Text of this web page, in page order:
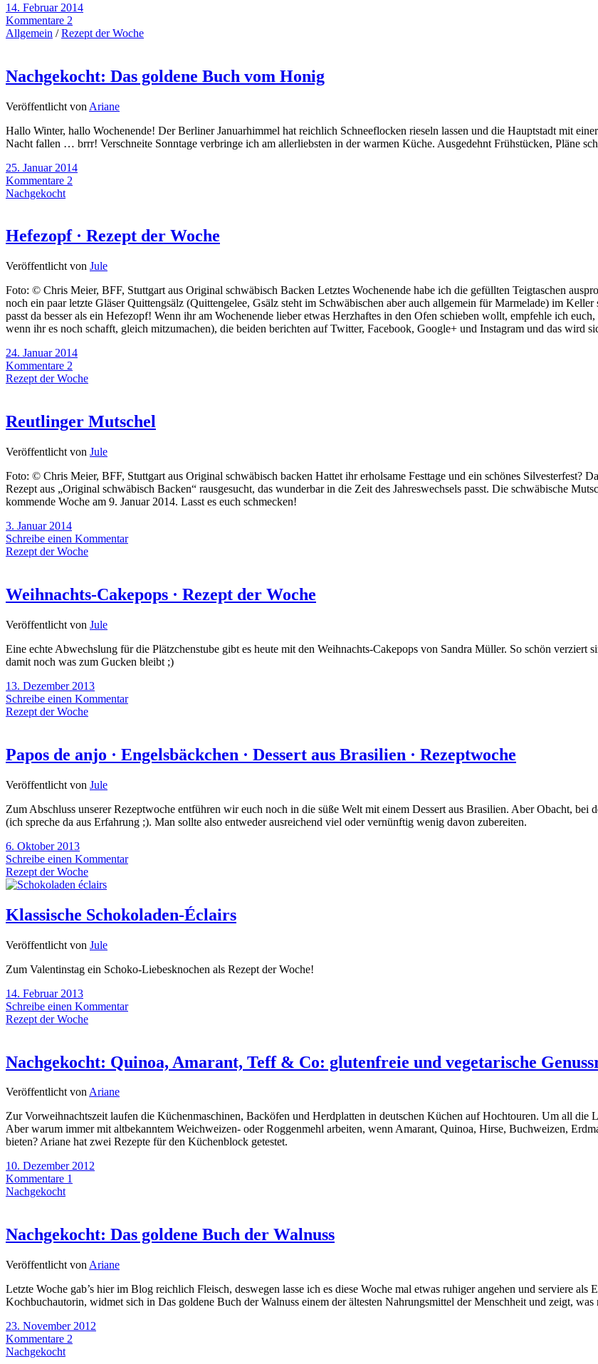
14. Februar 2014
Kommentare 2
Allgemein /Rezept der Woche
Nachgekocht: Das goldene Buch vom Honig
Veröffentlicht von Ariane
Hallo Winter, hallo Wochenende! Der Berliner Januarhimmel hat reichlich Schneeflocken rieseln lassen und die Hauptstadt mit
Nacht fallen … brrr! Verschneite Sonntage verbringe ich am allerliebsten in der warmen Küche. Ausgedehnt Frühstücken, Pläne
25. Januar 2014
Kommentare 2
Nachgekocht
Hefezopf · Rezept der Woche
Veröffentlicht von Jule
Foto: © Chris Meier, BFF, Stuttgart aus Original schwäbisch Backen Letztes Wochenende habe ich die gefüllten Teigtaschen
noch ein paar letzte Gläser Quittengsälz (Quittengelee, Gsälz steht im Schwäbischen aber auch allgemein für Marmelade) im
passt da besser als ein Hefezopf! Wenn ihr am Wochenende lieber etwas Herzhaftes in den Ofen schieben wollt, empfehle ich
wenn ihr es noch schafft, gleich mitzumachen), die beiden berichten auf Twitter, Facebook, Google+ und Instagram und das wird
24. Januar 2014
Kommentare 2
Rezept der Woche
Reutlinger Mutschel
Veröffentlicht von Jule
Foto: © Chris Meier, BFF, Stuttgart aus Original schwäbisch backen Hattet ihr erholsame Festtage und ein schönes Silvesterfest?
Rezept aus „Original schwäbisch Backen“ rausgesucht, das wunderbar in die Zeit des Jahreswechsels passt. Die schwäbische
kommende Woche am 9. Januar 2014. Lasst es euch schmecken!
3. Januar 2014
Schreibe einen Kommentar
Rezept der Woche
Weihnachts-Cakepops · Rezept der Woche
Veröffentlicht von Jule
Eine echte Abwechslung für die Plätzchenstube gibt es heute mit den Weihnachts-Cakepops von Sandra Müller. So schön verziert
damit noch was zum Gucken bleibt ;)
13. Dezember 2013
Schreibe einen Kommentar
Rezept der Woche
Papos de anjo · Engelsbäckchen · Dessert aus Brasilien · Rezeptwoche
Veröffentlicht von Jule
Zum Abschluss unserer Rezeptwoche entführen wir euch noch in die süße Welt mit einem Dessert aus Brasilien. Aber Obacht,
(ich spreche da aus Erfahrung ;). Man sollte also entweder ausreichend viel oder vernünftig wenig davon zubereiten.
6. Oktober 2013
Schreibe einen Kommentar
Rezept der Woche
Klassische Schokoladen-Éclairs
Veröffentlicht von Jule
Zum Valentinstag ein Schoko-Liebesknochen als Rezept der Woche!
14. Februar 2013
Schreibe einen Kommentar
Rezept der Woche
Nachgekocht: Quinoa, Amarant, Teff & Co: glutenfreie und vegetarische
Veröffentlicht vonAriane
Zur Vorweihnachtszeit laufen die Küchenmaschinen, Backöfen und Herdplatten in deutschen Küchen auf Hochtouren. Um all die
Aber warum immer mit altbekanntem Weichweizen- oder Roggenmehl arbeiten, wenn Amarant, Quinoa, Hirse, Buchweizen,
bieten? Ariane hat zwei Rezepte für den Küchenblock getestet.
10. Dezember 2012
Kommentare 1
Nachgekocht
Nachgekocht: Das goldene Buch der Walnuss
Veröffentlicht von Ariane
Letzte Woche gab’s hier im Blog reichlich Fleisch, deswegen lasse ich es diese Woche mal etwas ruhiger angehen und serviere
Kochbuchautorin, widmet sich in Das goldene Buch der Walnuss einem der ältesten Nahrungsmittel der Menschheit und zeigt,
23. November 2012
Kommentare 2
Nachgekocht